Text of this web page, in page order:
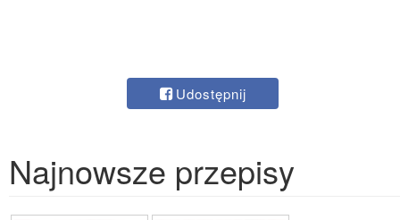
Udostępnij
Najnowsze przepisy